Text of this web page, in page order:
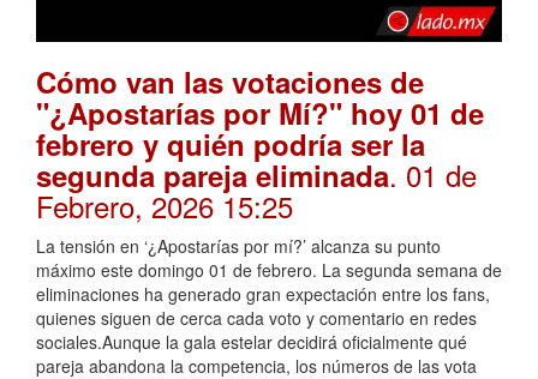
Cómo van las votaciones de
"¿Apostarías por Mí?" hoy 01 de
febrero y quién podría ser la
segunda pareja eliminada. 01 de
Febrero, 2026 15:25
La tensión en ‘¿Apostarías por mí?’ alcanza su punto
máximo este domingo 01 de febrero. La segunda semana de
eliminaciones ha generado gran expectación entre los fans,
quienes siguen de cerca cada voto y comentario en redes
sociales.Aunque la gala estelar decidirá oficialmente qué
pareja abandona la competencia, los números de las vota